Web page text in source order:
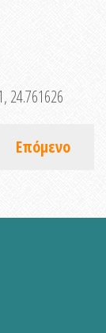
24.761626
Επόμενο